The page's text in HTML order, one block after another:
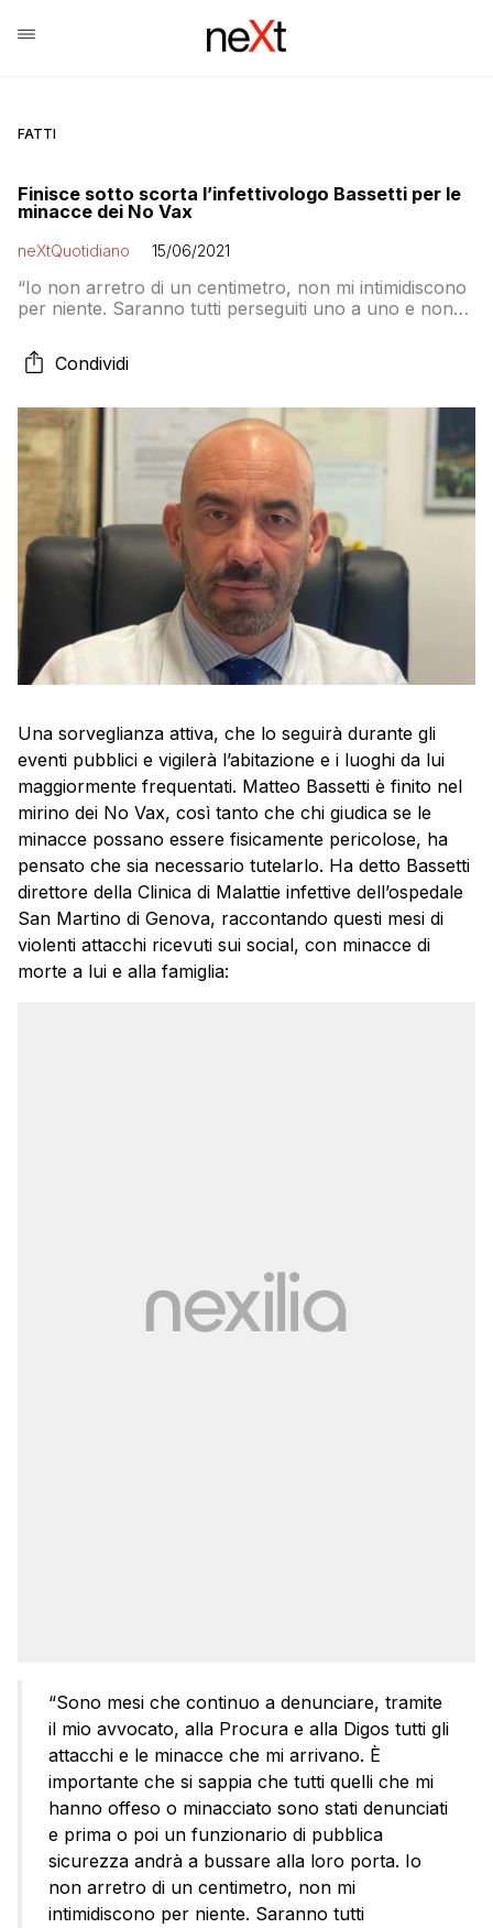
FATTI
Finisce sotto scorta l’infettivologo Bassetti per le
minacce dei No Vax
neXtQuotidiano 15/06/2021
“Io non arretro di un centimetro, non mi intimidiscono
per niente. Saranno tutti perseguiti uno a uno e non
Condividi
Una sorveglianza attiva, che lo seguirà durante gli
eventi pubblici e vigilerà l’abitazione e i luoghi da lui
maggiormente frequentati. Matteo Bassetti è finito nel
mirino dei No Vax, così tanto che chi giudica se le
minacce possano essere fisicamente pericolose, ha
pensato che sia necessario tutelarlo. Ha detto Bassetti
direttore della Clinica di Malattie infettive dell’ospedale
San Martino di Genova, raccontando questi mesi di
violenti attacchi ricevuti sui social, con minacce di
morte a lui e alla famiglia:
“Sono mesi che continuo a denunciare, tramite
il mio avvocato, alla Procura e alla Digos tutti gli
attacchi e le minacce che mi arrivano. È
importante che si sappia che tutti quelli che mi
hanno offeso o minacciato sono stati denunciati
e prima o poi un funzionario di pubblica
sicurezza andrà a bussare alla loro porta. Io
non arretro di un centimetro, non mi
intimidiscono per niente. Saranno tutti